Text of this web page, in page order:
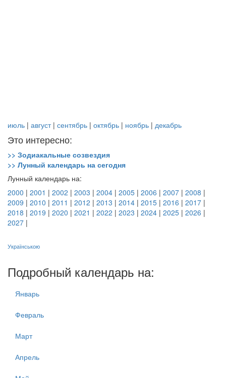
июль | август| сентябрь | октябрь | ноябрь | декабрь
Это интересно:
>> Зодиакальные созвездия
>> Лунный календарь на сегодня
Лунный календарь на:
2000 | 2001 | 2002 | 2003 | 2004 | 2005 | 2006 | 2007 | 2008 |
2009 | 2010 | 2011 | 2012 | 2013 | 2014 | 2015 | 2016 | 2017 |
2018 | 2019 | 2020 | 2021 | 2022 | 2023 | 2024 | 2025 | 2026 |
2027 |
Українською
Подробный календарь на:
Январь
Февраль
Март
Апрель